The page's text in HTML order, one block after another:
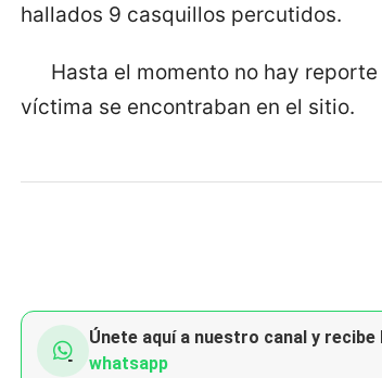
hallados 9 casquillos percutidos.
Hasta el momento no hay
víctima se encontraban en el sitio.
Únete aquí a nuestro canal y
whatsapp